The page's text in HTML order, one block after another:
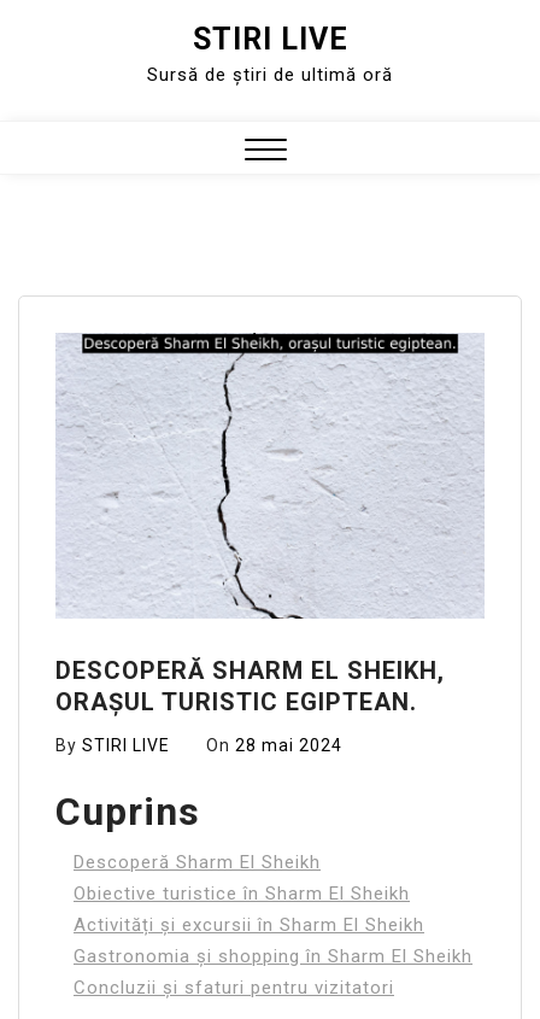
STIRI LIVE
Sursă de știri de ultimă oră
DESCOPERĂ SHARM EL SHEIKH,
ORAȘUL TURISTIC EGIPTEAN.
By STIRI LIVE On 28 mai 2024
Cuprins
Descoperă Sharm El Sheikh
Obiective turistice în Sharm El Sheikh
Activități și excursii în Sharm El Sheikh
Gastronomia și shopping în Sharm El Sheikh
Concluzii și sfaturi pentru vizitatori